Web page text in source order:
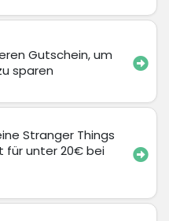
Gutschein, um
sparen
Stranger Things
für unter 20€ bei